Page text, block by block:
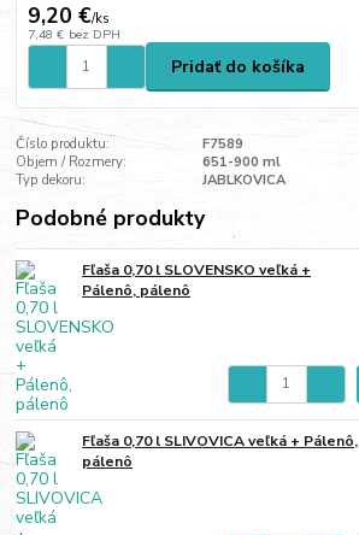
9,20 €/ks
7,48 € bez DPH
Pridať do košíka
Číslo produktu:
F7589
Objem / Rozmery:
651-900 ml
Typ dekoru:
JABLKOVICA
Podobné produkty
Fľaša 0,70 l SLOVENSKO veľká +
Pálenô, pálenô
Fľaša 0,70 l SLIVOVICA veľká + Pálenô,
pálenô